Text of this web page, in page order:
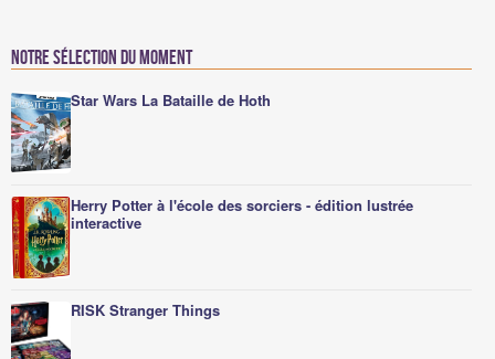
Notre sélection du moment
Star Wars La Bataille de Hoth
Herry Potter à l'école des sorciers - édition lustrée
interactive
RISK Stranger Things